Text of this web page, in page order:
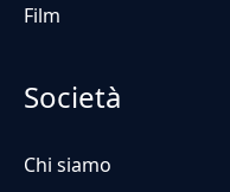
Film
Società
Chi siamo